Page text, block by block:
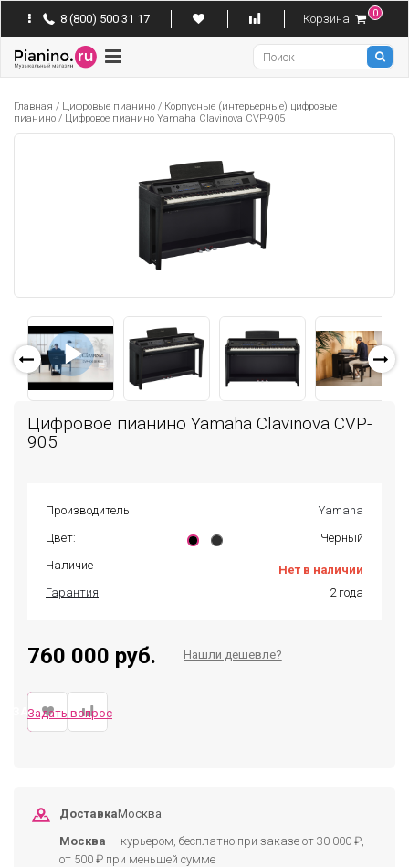
8 (800) 500 31 17 Корзина 0
Pianino
Главная / Цифровые пианино / Корпусные (интерьерные) цифровые
пианино / Цифровое пианино Yamaha Clavinova CVP-905
Цифровое пианино Yamaha Clavinova CVP-
905
Производитель
Yamaha
Цвет:
Черный
Наличие
Нет в наличии
Гарантия
2 года
760 000 руб. Нашли дешевле?
ЗАКАЗАТЬ
Задать вопрос
ДоставкаМосква
Москва — курьером, бесплатно при заказе от 30 000 ₽,
от 500 ₽ при меньшей сумме